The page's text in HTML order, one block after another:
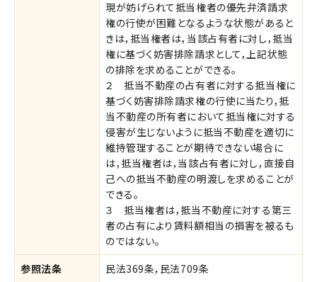
現が妨げられて抵当権者の優先弁済請求
権の行使が困難となるような状態があると
きは，抵当権者は，当該占有者に対し，抵当
権に基づく妨害排除請求として，上記状態
の排除を求めることができる。
２ 抵当不動産の占有者に対する抵当権に
基づく妨害排除請求権の行使に当たり，抵
当不動産の所有者において抵当権に対する
侵害が生じないように抵当不動産を適切に
維持管理することが期待できない場合に
は，抵当権者は，当該占有者に対し，直接自
己への抵当不動産の明渡しを求めることが
できる。
３ 抵当権者は，抵当不動産に対する第三
者の占有により賃料額相当の損害を被るも
のではない。
参照法条
民法369条，民法709条